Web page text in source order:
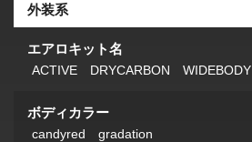
外装系
エアロキット名
ACTIVE DRYCARBON WIDEBODY
ボディカラー
candyred gradation